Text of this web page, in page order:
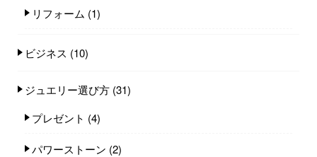
リフォーム (1)
ビジネス (10)
ジュエリー選び方 (31)
プレゼント (4)
パワーストーン (2)